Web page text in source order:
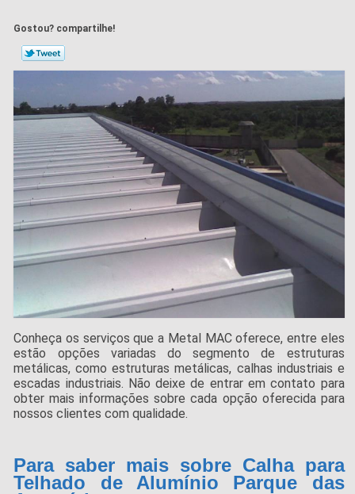
Gostou? compartilhe!
Conheça os serviços que a Metal MAC oferece, entre eles
estão opções variadas do segmento de estruturas
metálicas, como estruturas metálicas, calhas industriais e
escadas industriais. Não deixe de entrar em contato para
obter mais informações sobre cada opção oferecida para
nossos clientes com qualidade.
Para saber mais sobre Calha para
Telhado de Alumínio Parque das